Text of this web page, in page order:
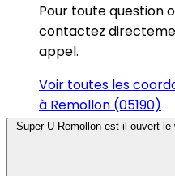
Pour toute question
contactez
appel.
Voir toutes les
à Remollon (05190)
Super U Remollon est-il ouvert